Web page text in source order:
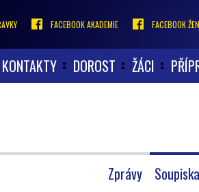
FACEBOOK AKADEMIE FACEBOOK
KONTAKTY DOROST ŽÁCI
Zprávy Soupiska